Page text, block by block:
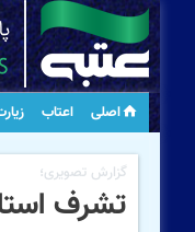
اصلی اعتاب
گزارش تصویری؛
تشرف